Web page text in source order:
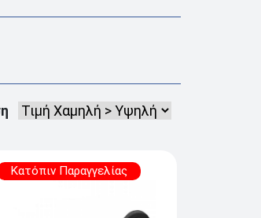
Κατόπιν Παραγγελίας